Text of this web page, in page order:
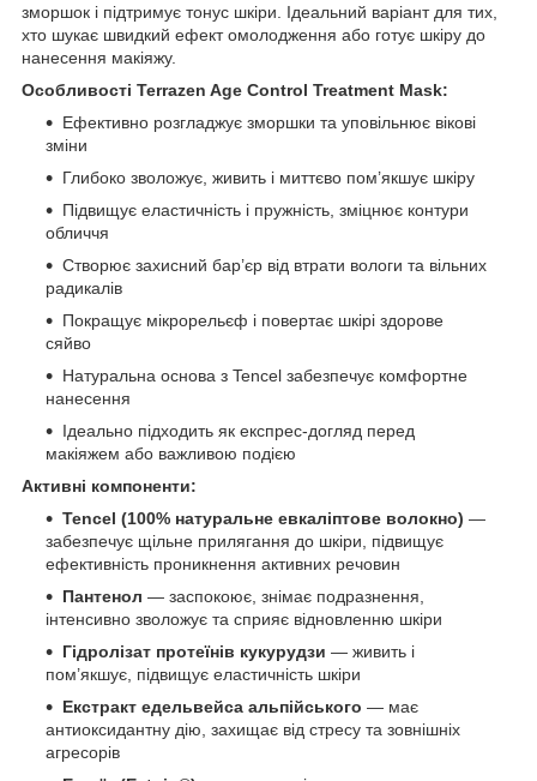
зморшок і підтримує тонус шкіри. Ідеальний варіант для тих,
хто шукає швидкий ефект омолодження або готує шкіру до
нанесення макіяжу.
Особливості Terrazen Age Control Treatment Mask:
Ефективно розгладжує зморшки та уповільнює вікові
зміни
Глибоко зволожує, живить і миттєво пом’якшує шкіру
Підвищує еластичність і пружність, зміцнює контури
обличчя
Створює захисний бар’єр від втрати вологи та вільних
радикалів
Покращує мікрорельєф і повертає шкірі здорове
сяйво
Натуральна основа з Tencel забезпечує комфортне
нанесення
Ідеально підходить як експрес-догляд перед
макіяжем або важливою подією
Активні компоненти:
Tencel (100% натуральне евкаліптове волокно) —
забезпечує щільне прилягання до шкіри, підвищує
ефективність проникнення активних речовин
Пантенол — заспокоює, знімає подразнення,
інтенсивно зволожує та сприяє відновленню шкіри
Гідролізат протеїнів кукурудзи — живить і
пом’якшує, підвищує еластичність шкіри
Екстракт едельвейса альпійського — має
антиоксидантну дію, захищає від стресу та зовнішніх
агресорів